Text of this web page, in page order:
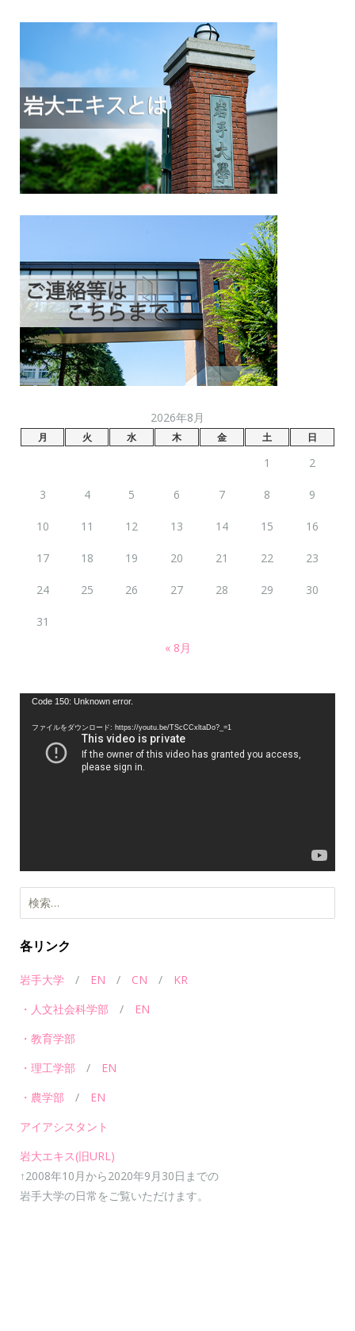
2026年8月
月 火 水 木 金 土 日
1 2
3 4 5 6 7 8 9
10 11 12 13 14 15 16
17 18 19 20 21 22 23
24 25 26 27 28 29 30
31
« 8月
Code 150: Unknown error.
ファイルをダウンロード: https://youtu.be/TScCCxltaDo?_=1
索:
各リンク
岩手大学 / EN / CN / KR
・人文社会科学部 / EN
・教育学部
・理工学部 / EN
・農学部 / EN
アイアシスタント
岩大エキス(旧URL)
↑2008年10月から2020年9月30日までの
岩手大学の日常をご覧いただけます。